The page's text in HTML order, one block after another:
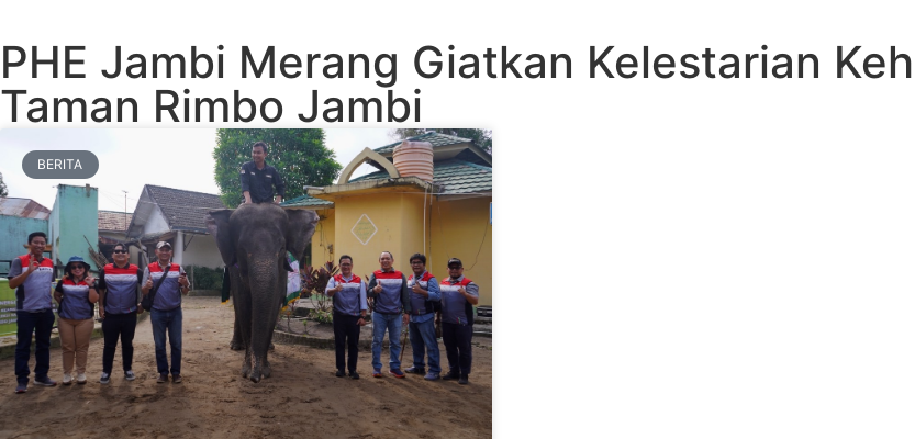
PHE Jambi Merang Giatkan Kelestarian
Taman Rimbo Jambi
BERITA